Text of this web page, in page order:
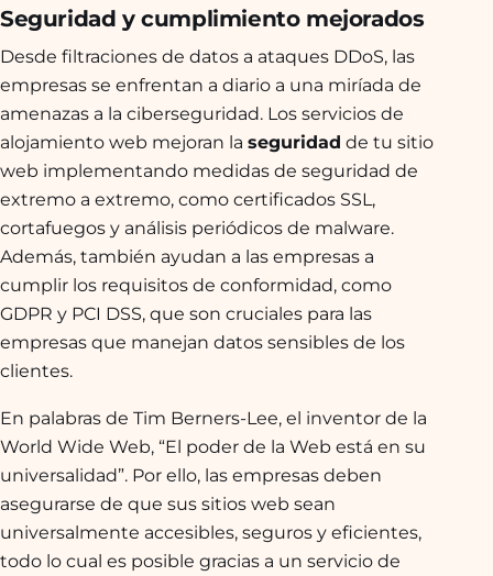
Seguridad y cumplimiento mejorados
Desde filtraciones de datos a ataques DDoS, las
empresas se enfrentan a diario a una miríada de
amenazas a la ciberseguridad. Los servicios de
alojamiento web mejoran la seguridad de tu sitio
web implementando medidas de seguridad de
extremo a extremo, como certificados SSL,
cortafuegos y análisis periódicos de malware.
Además, también ayudan a las empresas a
cumplir los requisitos de conformidad, como
GDPR y PCI DSS, que son cruciales para las
empresas que manejan datos sensibles de los
clientes.
En palabras de Tim Berners-Lee, el inventor de la
World Wide Web, “El poder de la Web está en su
universalidad”. Por ello, las empresas deben
asegurarse de que sus sitios web sean
universalmente accesibles, seguros y eficientes,
todo lo cual es posible gracias a un servicio de